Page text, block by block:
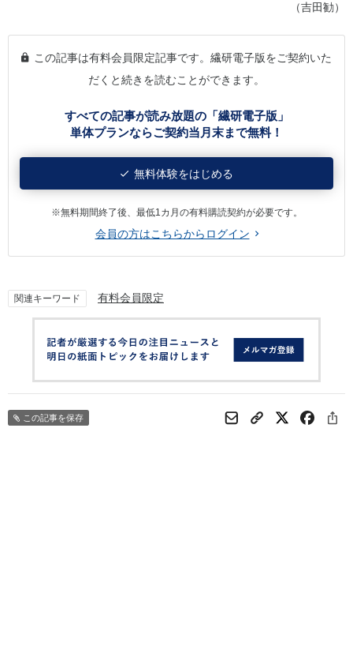
（吉田勧）
この記事は有料会員限定記事です。繊研電子版をご契約いた
だくと続きを読むことができます。
すべての記事が読み放題の「繊研電子版」
単体プランならご契約当月末まで無料！
無料体験をはじめる
※無料期間終了後、最低1カ月の有料購読契約が必要です。
会員の方はこちらからログイン
関連キーワード 有料会員限定
この記事を保存